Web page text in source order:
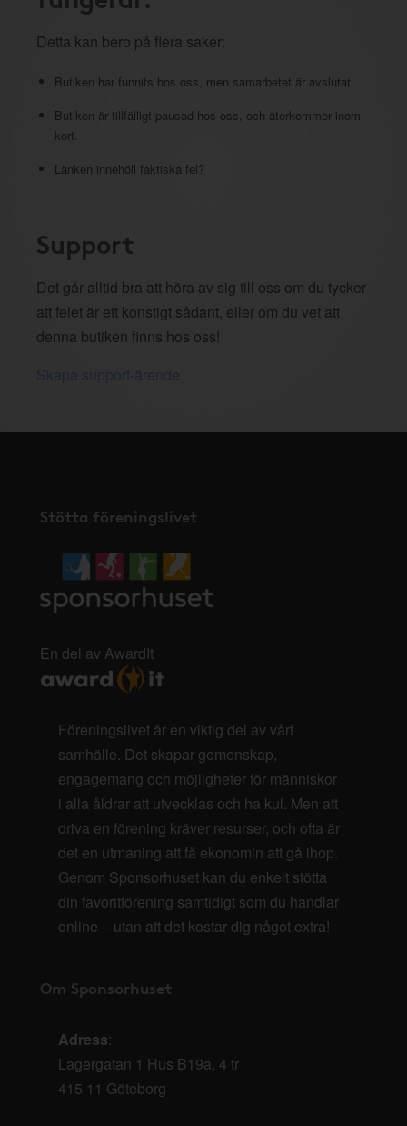
Detta kan bero på flera saker:
Butiken har funnits hos oss, men samarbetet är avslutat
Butiken är tillfälligt pausad hos oss, och återkommer inom
kort.
Länken innehöll faktiska fel?
Support
Det går alltid bra att höra av sig till oss om du tycker
att felet är ett konstigt sådant, eller om du vet att
denna butiken finns hos oss!
Stötta föreningslivet
En del av AwardIt
Föreningslivet är en viktig del av vårt
samhälle. Det skapar gemenskap,
engagemang och möjligheter för människor
i alla åldrar att utvecklas och ha kul. Men att
driva en förening kräver resurser, och ofta är
det en utmaning att få ekonomin att gå ihop.
Genom Sponsorhuset kan du enkelt stötta
din favoritförening samtidigt som du handlar
online – utan att det kostar dig något extra!
Om Sponsorhuset
Adress:
Lagergatan 1 Hus B19a, 4 tr
415 11 Göteborg